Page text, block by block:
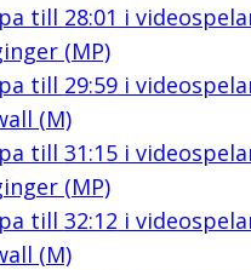
till 28:01 i
(MP)
till 29:59i
(M)
till 31:15i
(MP)
till 32:12 i
(M)